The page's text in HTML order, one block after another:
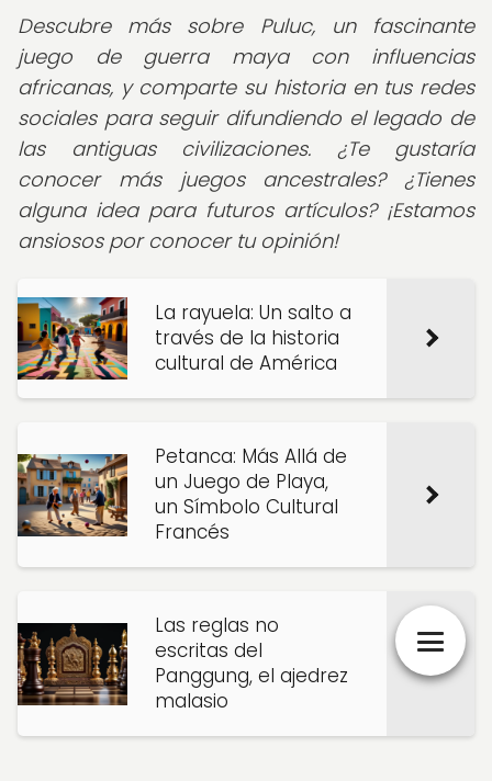
Descubre más sobre Puluc, un fascinante
juego de guerra maya con influencias
africanas, y comparte su historia en tus redes
sociales para seguir difundiendo el legado de
las antiguas civilizaciones. ¿Te gustaría
conocer más juegos ancestrales? ¿Tienes
alguna idea para futuros artículos? ¡Estamos
ansiosos por conocer tu opinión!
La rayuela: Un salto a
través de la historia
cultural de América
Petanca: Más Allá de
un Juego de Playa,
un Símbolo Cultural
Francés
Las reglas no
escritas del
Panggung, el ajedrez
malasio